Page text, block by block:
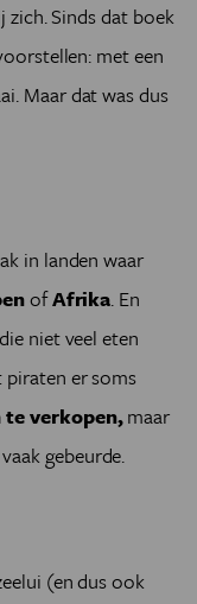
Sinds dat boek
met een
Maar dat was dus
in landen waar
ofAfrika. En
niet veel eten
piraten er soms
verkopen,maar
gebeurde.
(en dus ook